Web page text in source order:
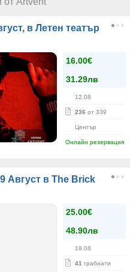
в Летен театър
16.00€
31.29лв
12.08
236 от 339
Център
Онлайн резервация
Август в The Brick
25.00€
48.90лв
19.08
41 грабнати